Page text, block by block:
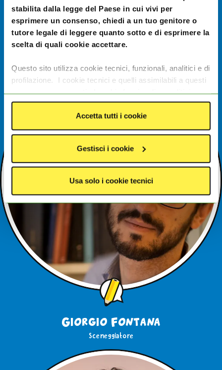
stabilita dalla legge del Paese in cui vivi per
esprimere un consenso, chiedi a un tuo genitore o
tutore legale di leggere quanto sotto e di esprimere la
scelta di quali cookie accettare.
Questo sito utilizza cookie tecnici, funzionali, analitici e di
profilazione. I cookie tecnici e quelli assimilabili a questi
sono sempre presenti. I cookie funzionali e analitici
consentono di migliorare le funzionalità del sito
monitorando l’utilizzo del sito stesso. I cookie di
profilazione e le tecnologie assimilabili, quali pixel e tag,
agli interessi degli utenti. I dati da essi generati possono
essere condivisi con terze parti tra cui Google, Facebook
. Se vuoi invece differenziare le
tue preferenze o negare il consenso clicca su
“Gestisci i
cookie”
“Usa solo i cookie tecnici”. Cliccando su
"Usa solo i Cookie tecnici"
o sullaXdi chiusura di
questo banner in alto a destra nessun’altra tipologia di
cookie verrà settata. Infine, se vuoi avere maggiori
informazioni, leggi la nostraCookie Policy
Accetta tutti i cookie
Gestisci i cookie
Usa solo i cookie tecnici
Lorenzo Pastrovicchio
Giorgio Fontana
Sceneggiatore